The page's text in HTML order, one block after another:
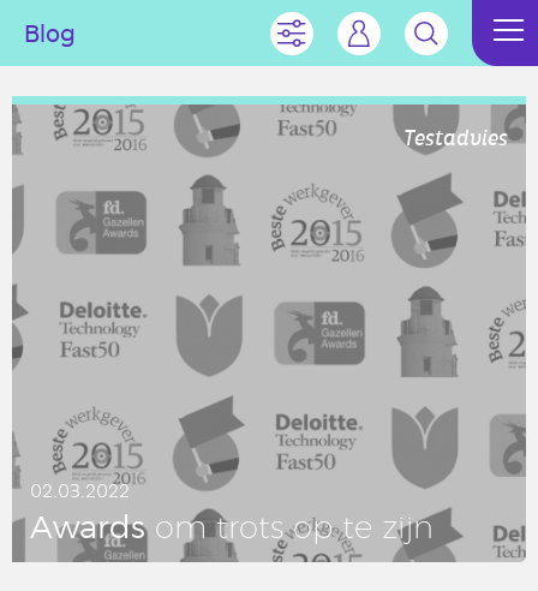
Blog
Testadvies
02.03.2022
Awardsom trots op te zijn